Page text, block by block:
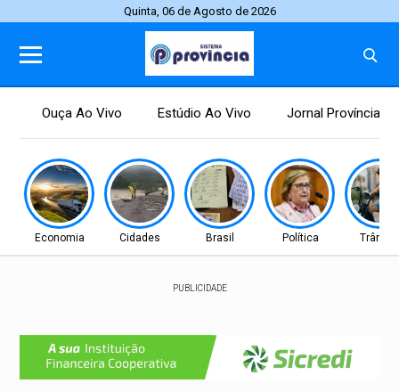
Quinta, 06 de Agosto de 2026
Ouça Ao Vivo Estúdio Ao Vivo Jornal Província
Economia Cidades Brasil Política
PUBLICIDADE